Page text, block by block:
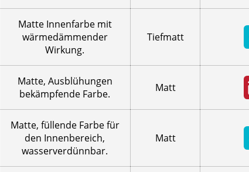
Matte Innenfarbe mit
wärmedämmender
Wirkung.
Tiefmatt
Matte, Ausblühungen
bekämpfende Farbe.
Matt
Matte, füllende Farbe für
den Innenbereich,
wasserverdünnbar.
Matt